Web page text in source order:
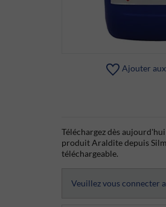
Ajouter
Téléchargez dès
produit Araldite depuis
téléchargeable.
Veuillez vous connecter